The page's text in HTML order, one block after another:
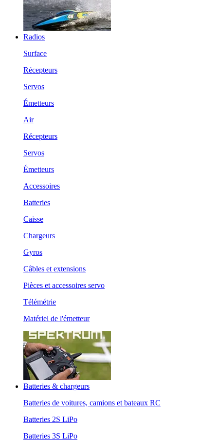
Radios
Surface
Récepteurs
Servos
Émetteurs
Air
Récepteurs
Servos
Émetteurs
Accessoires
Batteries
Caisse
Chargeurs
Gyros
Câbles et extensions
Pièces et accessoires servo
Télémétrie
Matériel de l'émetteur
Batteries & chargeurs
Batteries de voitures, camions et bateaux RC
Batteries 2S LiPo
Batteries 3S LiPo